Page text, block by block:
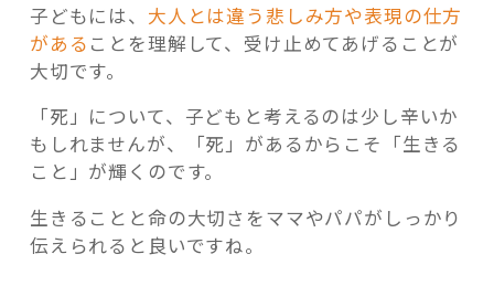
子どもには、 大人とは違う悲しみ方や表現の仕方
がある ことを理解して、受け止めてあげることが
大切です。
「死」について、子どもと考えるのは少し辛いか
もしれませんが、「死」があるからこそ「生きる
こと」が輝くのです。
生きることと命の大切さをママやパパがしっかり
伝えられると良いですね。